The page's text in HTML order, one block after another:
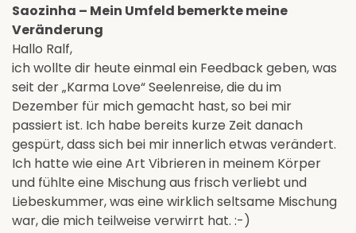
Saozinha – Mein Umfeld bemerkte meine
Veränderung
Hallo Ralf,
ich wollte dir heute einmal ein Feedback geben, was
seit der „Karma Love“ Seelenreise, die du im
Dezember für mich gemacht hast, so bei mir
passiert ist. Ich habe bereits kurze Zeit danach
gespürt, dass sich bei mir innerlich etwas verändert.
Ich hatte wie eine Art Vibrieren in meinem Körper
und fühlte eine Mischung aus frisch verliebt und
Liebeskummer, was eine wirklich seltsame Mischung
war, die mich teilweise verwirrt hat. :-)